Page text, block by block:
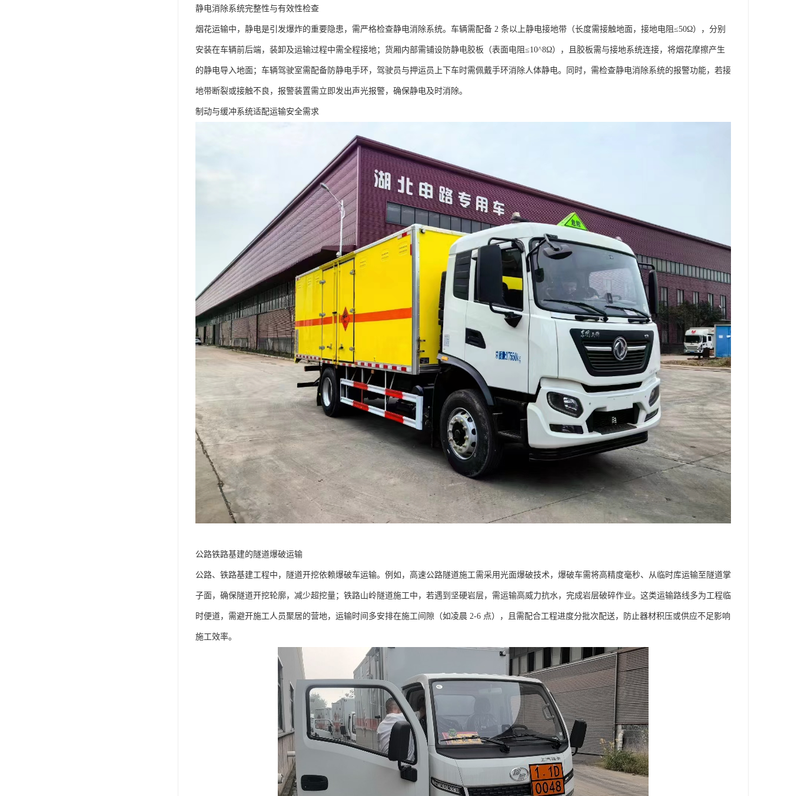
静电消除系统完整性与有效性检查​
烟花运输中，静电是引发爆炸的重要隐患，需严格检查静电消除系统。车辆需配备 2 条以上静电接地带（长度需接触地面，接地电阻≤50Ω），分别
安装在车辆前后端，装卸及运输过程中需全程接地；货厢内部需铺设防静电胶板（表面电阻≤10^8Ω），且胶板需与接地系统连接，将烟花摩擦产生
的静电导入地面；车辆驾驶室需配备防静电手环，驾驶员与押运员上下车时需佩戴手环消除人体静电。同时，需检查静电消除系统的报警功能，若接
地带断裂或接触不良，报警装置需立即发出声光报警，确保静电及时消除。​
制动与缓冲系统适配运输安全需求​
公路铁路基建的隧道爆破运输​
公路、铁路基建工程中，隧道开挖依赖爆破车运输。例如，高速公路隧道施工需采用光面爆破技术，爆破车需将高精度毫秒、从临时库运输至隧道掌
子面，确保隧道开挖轮廓，减少超挖量；铁路山岭隧道施工中，若遇到坚硬岩层，需运输高威力抗水，完成岩层破碎作业。这类运输路线多为工程临
时便道，需避开施工人员聚居的营地，运输时间多安排在施工间隙（如凌晨 2-6 点），且需配合工程进度分批次配送，防止器材积压或供应不足影响
施工效率。​